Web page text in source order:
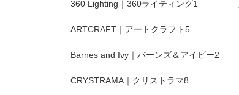
360 Lighting｜360ライティング1
ARTCRAFT｜アートクラフト5
Barnes and Ivy｜バーンズ＆アイビー2
CRYSTRAMA｜クリストラマ8